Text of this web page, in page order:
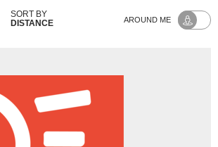
SORT BY
DISTANCE
AROUND ME